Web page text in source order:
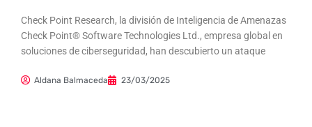
Check Point Research, la división de Inteligencia de Amenazas
Check Point® Software Technologies Ltd., empresa global en
soluciones de ciberseguridad, han descubierto un ataque
Aldana Balmaceda 23/03/2025